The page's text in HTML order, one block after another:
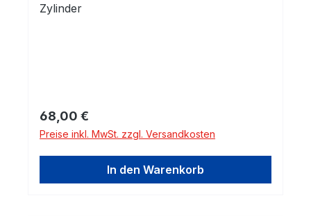
Zylinder
Regulärer Preis:
68,00 €
Preise inkl. MwSt. zzgl. Versandkosten
In den Warenkorb